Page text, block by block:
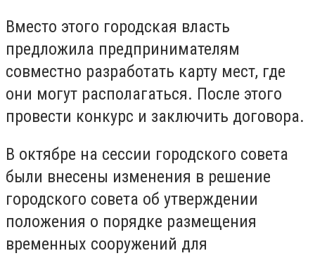
Вместо этого городская власть
предложила предпринимателям
совместно разработать карту мест, где
они могут располагаться. После этого
провести конкурс и заключить договора.
В октябре на сессии городского совета
были внесены изменения в решение
городского совета об утверждении
положения о порядке размещения
временных сооружений для